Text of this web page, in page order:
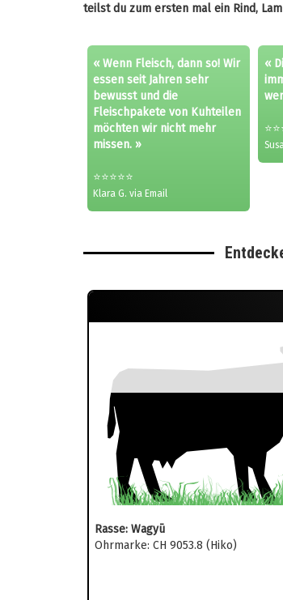
teilst du zum ersten mal ein Rind,
« Wenn Fleisch, dann so! Wir
essen seit Jahren sehr
bewusst und die
Fleischpakete von Kuhteilen
möchten wir nicht mehr
missen. »
⭐⭐⭐⭐⭐
Klara G. via Email
«
Rasse: Wagyū
Ohrmarke: CH 9053.8 (Hiko)